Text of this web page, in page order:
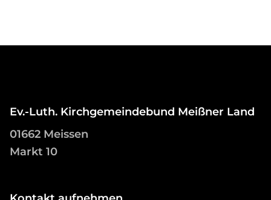
Ev.-Luth. Kirchgemeindebund Meißner Land
01662 Meissen
Markt 10